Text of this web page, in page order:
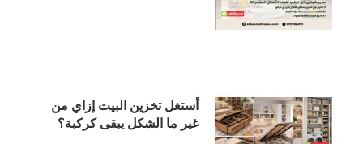
أستغل تخزين البيت إزاي من
غير ما الشكل يبقى كركبة؟